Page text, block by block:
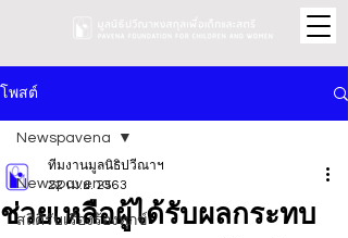
โพสต์
Newspavena
สถิติรับเรื่องร้องทุกข์
Newspavena
ช่วยเหลือผู้ได้รับผลกระทบ
ทีมงานมูลนิธิปวีณาฯ
22 เม.ย. 2563